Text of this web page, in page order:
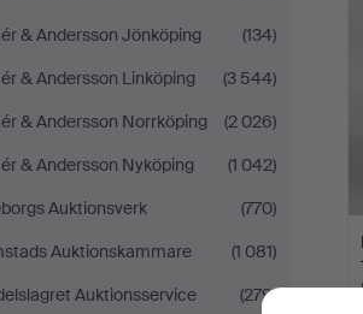
& Andersson Jönköping
(134)
& Andersson Linköping
(3 544)
& Andersson Norrköping
(2 026)
& Andersson Nyköping
(1 042)
Auktionsverk
(770)
Auktionskammare
(1 081)
Auktionsservice
(279)